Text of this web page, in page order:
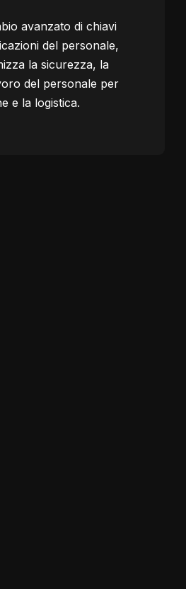
avanzato di chiavi
del personale,
la sicurezza, la
del personale per
e la logistica.